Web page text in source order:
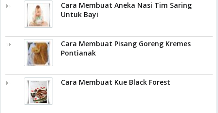
Cara Membuat Aneka Nasi Tim Saring
Untuk Bayi
Cara Membuat Pisang Goreng Kremes
Pontianak
Cara Membuat Kue Black Forest